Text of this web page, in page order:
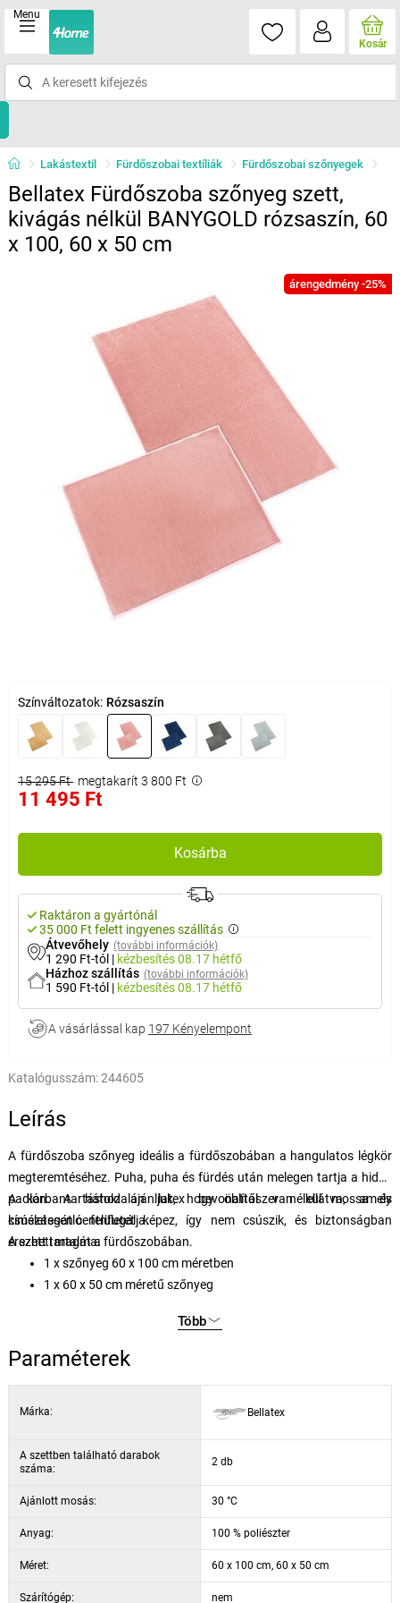
Menu
Kosár
Lakástextil Fürdőszobai textíliák Fürdőszobai szőnyegek
Bellatex Fürdőszoba szőnyeg szett,
kivágás nélkül BANYGOLD rózsaszín, 60
x 100, 60 x 50 cm
árengedmény -25%
Színváltozatok: Rózsaszín
15 295 Ft megtakarít 3 800 Ft
11 495 Ft
Kosárba
Raktáron a gyártónál
35 000 Ft felett ingyenes szállítás
Átvevőhely (további információk)
1 290 Ft-tól | kézbesítés08.17 hétfő
Házhoz szállítás (további információk)
1 590 Ft-tól | kézbesítés08.17 hétfő
A vásárlással kap 197 Kényelempont
Katalógusszám:244605
Leírás
A fürdőszoba szőnyeg ideális a fürdőszobában a hangulatos légkör
megteremtéséhez. Puha, puha és fürdés után melegen tartja a hideg
padlón.A hátoldalán latex bevonattal van ellátva, amely
csúszásgátló felületet képez, így nem csúszik, és biztonságban
érezheti magát a fürdőszobában.
A karbantartáshoz ajánljuk, hogy öblítőszer nélkül mossa és
kíméletesen centrifugálja.
A szett tartalma:
1 x szőnyeg 60 x 100 cm méretben
1 x 60 x 50 cm méretű szőnyeg
Több
Paraméterek
Márka: Bellatex
A szettben található darabok
száma:
2 db
Ajánlott mosás: 30 °C
Anyag: 100 % poliészter
Méret: 60 x 100 cm, 60 x 50 cm
Szárítógép: nem